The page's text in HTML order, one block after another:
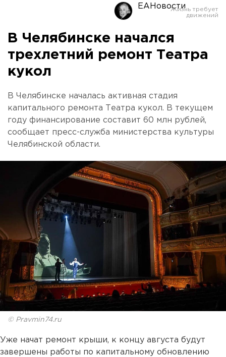
ЕАНовости
В Челябинске начался
трехлетний ремонт Театра
кукол
В Челябинске началась активная стадия
капитального ремонта Театра кукол. В текущем
году финансирование составит 60 млн рублей,
сообщает пресс-служба министерства культуры
Челябинской области.
© Pravmin74.ru
Уже начат ремонт крыши, к концу августа будут
завершены работы по капитальному обновлению